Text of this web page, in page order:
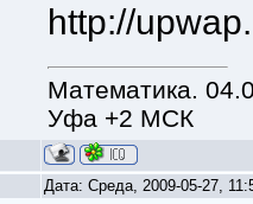
http://
Математика.
Уфа +2 МСК
Дата: Среда, 2009-05-27,